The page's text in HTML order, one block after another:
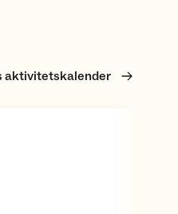
aktivitetskalender